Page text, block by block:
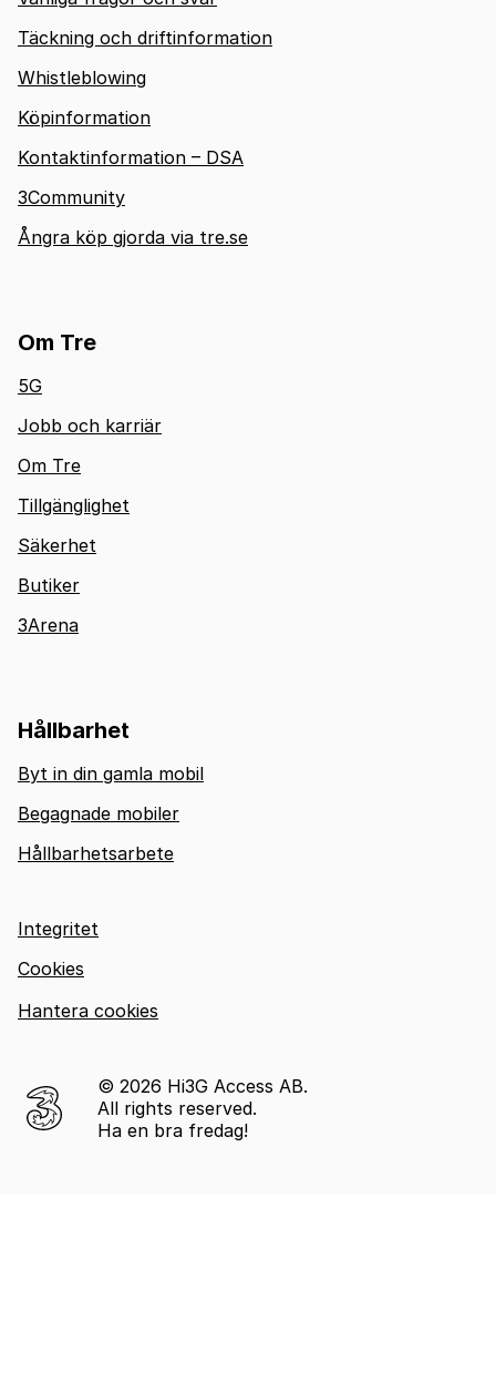
Täckning och driftinformation
Whistleblowing
Köpinformation
Kontaktinformation – DSA
3Community
Ångra köp gjorda via tre.se
Om Tre
5G
Jobb och karriär
Om Tre
Tillgänglighet
Säkerhet
Butiker
3Arena
Hållbarhet
Byt in din gamla mobil
Begagnade mobiler
Hållbarhetsarbete
© 2026 Hi3G Access AB.
All rights reserved.
Ha en bra fredag!
Integritet
Cookies
Hantera cookies